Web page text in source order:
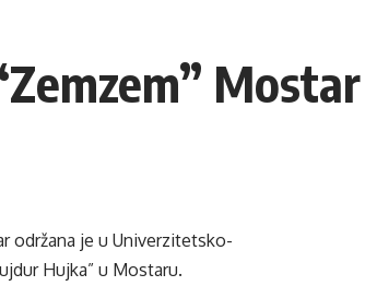
Mostar
održana je u Univerzitetsko-
Hujka” u Mostaru.